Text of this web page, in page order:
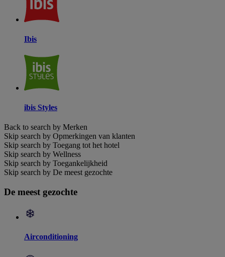
Ibis
ibis Styles
Back to search by Merken
Skip search by Opmerkingen van klanten
Skip search by Toegang tot het hotel
Skip search by Wellness
Skip search by Toegankelijkheid
Skip search by De meest gezochte
De meest gezochte
Airconditioning